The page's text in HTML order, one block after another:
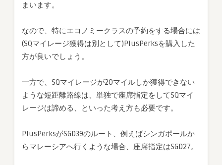
まいます。
なので、特にエコノミークラスの予約をする場合には
(SQマイレージ獲得は別として)PlusPerksを購入した
方が良いでしょう。
一方で、SQマイレージが20マイルしか獲得できない
ような短距離路線は、単独で座席指定をしてSQマイ
レージは諦める、といった考え方も必要です。
PlusPerksがSGD39のルート、例えばシンガポールか
らマレーシアへ行くような場合、座席指定はSGD27。